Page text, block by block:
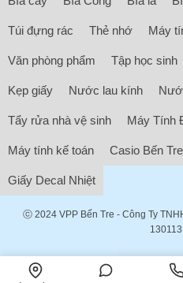
Túi đựng rác Thẻ nhớ Máy
Văn phòng phẩm Tập học sinh
Kẹp giấy Nước lau kính
Tẩy rửa nhà vệ sinh Máy Tính
Máy tính kế toán Casio Bến Tre
Giấy Decal Nhiệt
ⓒ 2024 VPP Bến Tre - Công Ty